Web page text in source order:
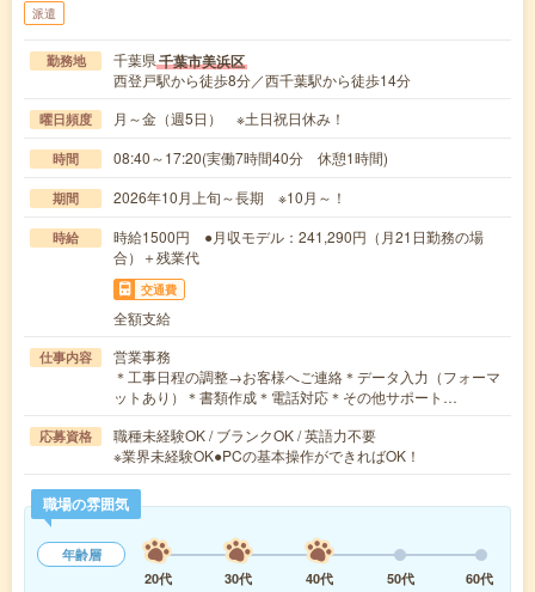
派遣
勤務地 千葉県千葉市美浜区
西登戸駅から徒歩8分／西千葉駅から徒歩14分
曜日頻度 月～金（週5日） ※土日祝日休み！
時間 08:40～17:20(実働7時間40分 休憩1時間)
期間 2026年10月上旬～長期 ※10月～！
時給
時給1500円 ●月収モデル：241,290円（月21日勤務の場
合）＋残業代
交通費
全額支給
仕事内容
営業事務
＊工事日程の調整→お客様へご連絡＊データ入力（フォーマ
ットあり）＊書類作成＊電話対応＊その他サポート…
応募資格
職種未経験OK / ブランクOK / 英語力不要
※業界未経験OK●PCの基本操作ができればOK！
職場の雰囲気
年齢層
20代
30代 40代 50代
60代